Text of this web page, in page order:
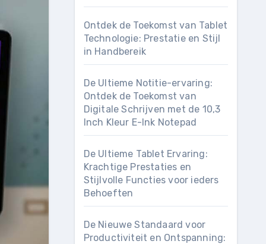
Ontdek de Toekomst van Tablet
Technologie: Prestatie en Stijl
in Handbereik
De Ultieme Notitie-ervaring:
Ontdek de Toekomst van
Digitale Schrijven met de 10,3
Inch Kleur E-Ink Notepad
De Ultieme Tablet Ervaring:
Krachtige Prestaties en
Stijlvolle Functies voor ieders
Behoeften
De Nieuwe Standaard voor
Productiviteit en Ontspanning: